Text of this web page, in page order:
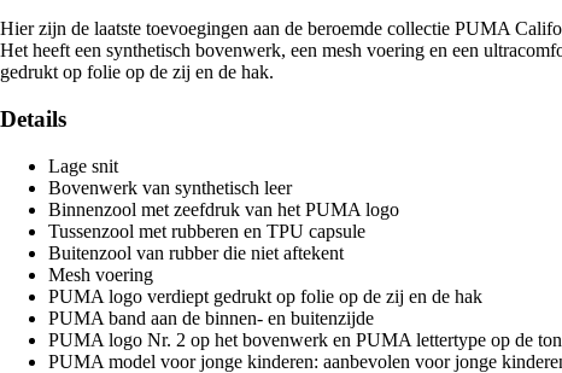
Hier zijn de laatste toevoegingen aan de beroemde collectie PUMA
Het heeft een synthetisch bovenwerk, een mesh voering en een
gedrukt op folie op de zij en de hak.
Details
Lage snit
Bovenwerk van synthetisch leer
Binnenzool met zeefdruk van het PUMA logo
Tussenzool met rubberen en TPU capsule
Buitenzool van rubber die niet aftekent
Mesh voering
PUMA logo verdiept gedrukt op folie op de zij en de hak
PUMA band aan de binnen- en buitenzijde
PUMA logo Nr. 2 op het bovenwerk en PUMA lettertype op de
PUMA model voor jonge kinderen: aanbevolen voor jonge